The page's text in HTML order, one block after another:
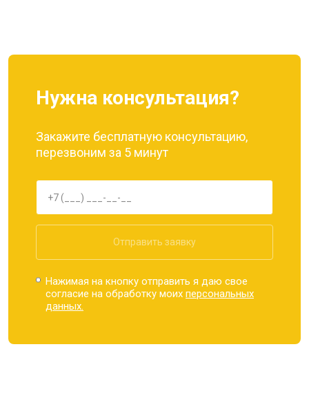
Нужна консультация?
Закажите бесплатную консультацию,
перезвоним за 5 минут
Отправить заявку
Нажимая на кнопку отправить я даю свое
согласие на обработку моихперсональных
данных.